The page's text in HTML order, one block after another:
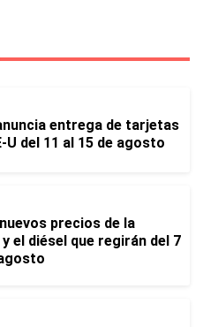
entrega de tarjetas
U del 11 al 15 de agosto
precios de la
el diésel que regirán del 7